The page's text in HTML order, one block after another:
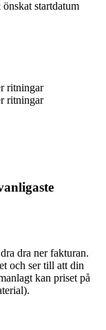
startdatum
ritningar
ritningar
dra ner fakturan.
och ser till att din
kan priset på